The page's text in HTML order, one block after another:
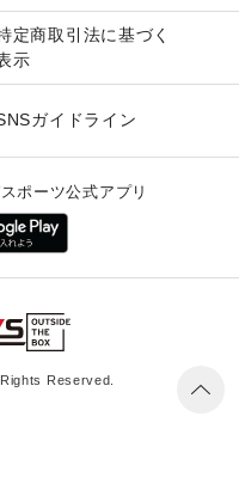
定商取引法に基づく
示
ガイドライン
ポーツ公式アプリ
Reserved.